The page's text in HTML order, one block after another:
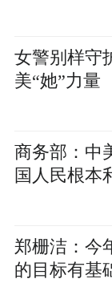
女警别样守
美“她”力量
商务部：中
国人民根本
郑栅洁：今
的目标有基